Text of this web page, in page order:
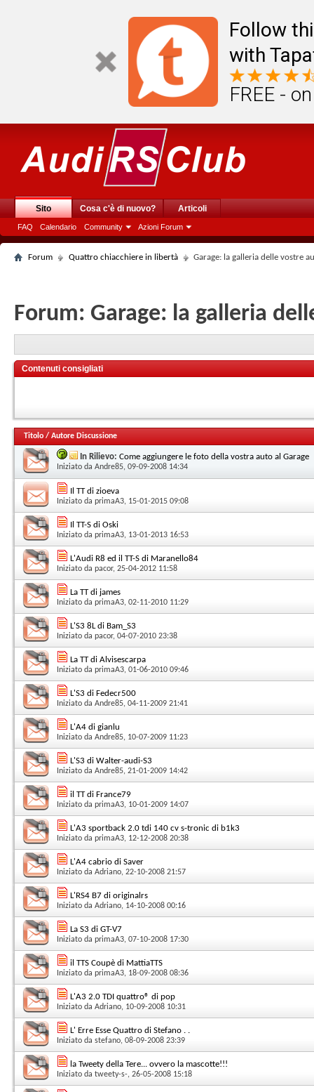
Follow
with
FREE -
Sito
FAQ Calendario Community Azioni Forum
Cosa c'è di nuovo? Articoli
Forum Quattro chiacchiere in libertà Garage: la galleria delle vostre
Forum: Garage: la galleria
Contenuti consigliati
Titolo / Autore Discussione
In Rilievo: Come aggiungere le foto della vostra auto al Garage
Iniziato da Andre85, 09-09-2008 14:34
Il TT di zioeva
Iniziato da primaA3, 15-01-2015 09:08
Il TT-S di Oski
Iniziato da primaA3, 13-01-2013 16:53
L'Audi R8 ed il TT-S di Maranello84
Iniziato da pacor, 25-04-2012 11:58
La TT di james
Iniziato da primaA3, 02-11-2010 11:29
L'S3 8L di Bam_S3
Iniziato da pacor, 04-07-2010 23:38
La TT di Alvisescarpa
Iniziato da primaA3, 01-06-2010 09:46
L'S3 di Fedecr500
Iniziato da Andre85, 04-11-2009 21:41
L'A4 di gianlu
Iniziato da Andre85, 10-07-2009 11:23
L'S3 di Walter-audi-S3
Iniziato da Andre85, 21-01-2009 14:42
il TT di France79
Iniziato da primaA3, 10-01-2009 14:07
L'A3 sportback 2.0 tdi 140 cv s-tronic di b1k3
Iniziato da primaA3, 12-12-2008 20:38
L'A4 cabrio di Saver
Iniziato da Adriano, 22-10-2008 21:57
L'RS4 B7 di originalrs
Iniziato da Adriano, 14-10-2008 00:16
La S3 di GT-V7
Iniziato da primaA3, 07-10-2008 17:30
il TTS Coupè di MattiaTTS
Iniziato da primaA3, 18-09-2008 08:36
L'A3 2.0 TDI quattro® di pop
Iniziato da Adriano, 10-09-2008 10:31
L' Erre Esse Quattro di Stefano . .
Iniziato da stefano, 08-09-2008 23:39
la Tweety della Tere... ovvero la mascotte!!!
Iniziato da tweety-s-, 26-05-2008 15:18